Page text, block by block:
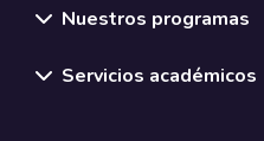
Nuestros programas
Servicios académicos